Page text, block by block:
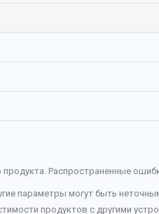
Распространенные
параметры могут быть
продуктов с другими